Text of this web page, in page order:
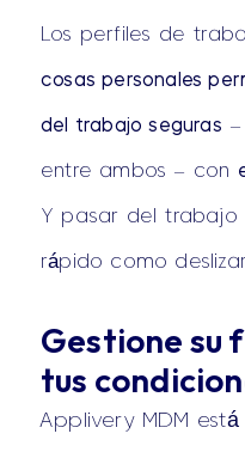
Los perfiles de
cosas personales
del trabajo seguras
entre ambos – con
Y pasar del trabajo
rápido como
Gestione su
tus
Applivery MDM